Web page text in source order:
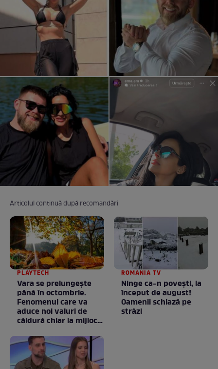
Articolul continuă după recomandări
PLAYTECH
Vara se prelungeşte
până în octombrie.
Fenomenul care va
aduce noi valuri de
căldură chiar la mijlocul
ROMANIA TV
Ninge ca-n povești, la
început de august!
Oamenii schiază pe
străzi